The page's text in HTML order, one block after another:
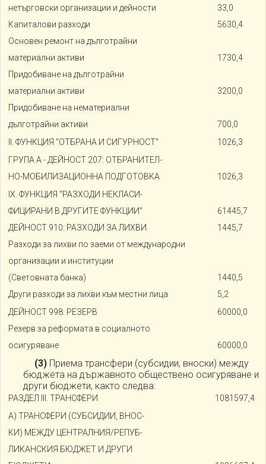
нетърговски организации и дейности
33,0
Капиталови разходи
5630,4
Основен ремонт на дълготрайни
материални активи
1730,4
Придобиване на дълготрайни
материални активи
3200,0
Придобиване на нематериални
дълготрайни активи
700,0
II. ФУНКЦИЯ "ОТБРАНА И СИГУРНОСТ"
1026,3
ГРУПА А - ДЕЙНОСТ 207: ОТБРАНИТЕЛ-
НО-МОБИЛИЗАЦИОННА ПОДГОТОВКА
1026,3
IX. ФУНКЦИЯ "РАЗХОДИ НЕКЛАСИ-
ФИЦИРАНИ В ДРУГИТЕ ФУНКЦИИ"
61445,7
ДЕЙНОСТ 910: РАЗХОДИ ЗА ЛИХВИ
1445,7
Разходи за лихви по заеми от международни
организации и институции
(Световната банка)
1440,5
Други разходи за лихви към местни лица
5,2
ДЕЙНОСТ 998: РЕЗЕРВ
60000,0
Резерв за реформата в социалното
осигуряване
60000,0
(3) Приема трансфери (субсидии, вноски) между
бюджета на държавното обществено осигуряване и
други бюджети, както следва:
РАЗДЕЛ III. ТРАНСФЕРИ
1081597,4
А) ТРАНСФЕРИ (СУБСИДИИ, ВНОС-
КИ) МЕЖДУ ЦЕНТРАЛНИЯ/РЕПУБ-
ЛИКАНСКИЯ БЮДЖЕТ И ДРУГИ